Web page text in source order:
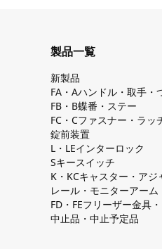
製品一覧
新製品
FA・Aハンドル・取手・
FB・B蝶番・ステー
FC・Cファスナー・ラッ
錠前装置
L・LEインターロック
Sキースイッチ
K・KCキャスター・アジ
レール・モニターアーム
FD・FEフリーザー金具
中止品・中止予定品